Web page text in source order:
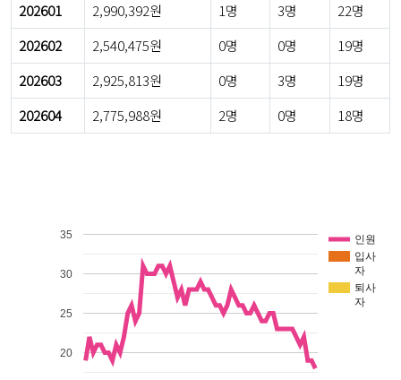
202601
2,990,392원 1명 3명
22명
202602
2,540,475원 0명 0명
19명
202603
2,925,813원 0명 3명
19명
202604
2,775,988원 2명 0명 18명
인원
입사
자
퇴사
자
20
25
30
35